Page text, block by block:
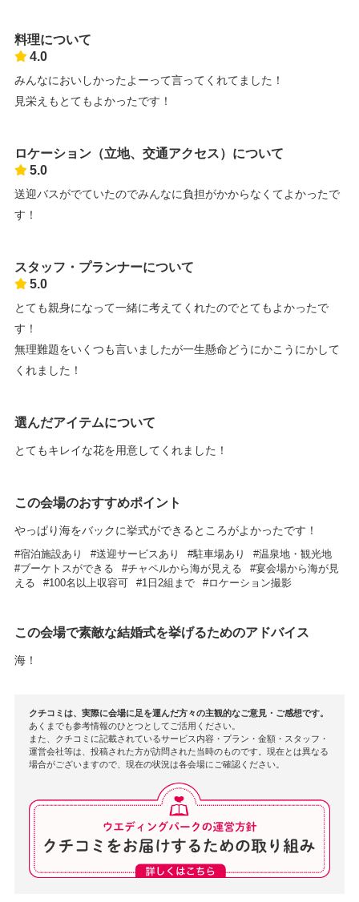
料理について
4.0
みんなにおいしかったよーって言ってくれてました！
見栄えもとてもよかったです！
ロケーション（立地、交通アクセス）について
5.0
送迎バスがでていたのでみんなに負担がかからなくてよかったで
す！
スタッフ・プランナーについて
5.0
とても親身になって一緒に考えてくれたのでとてもよかったで
す！
無理難題をいくつも言いましたが一生懸命どうにかこうにかして
くれました！
選んだアイテムについて
とてもキレイな花を用意してくれました！
この会場のおすすめポイント
やっぱり海をバックに挙式ができるところがよかったです！
宿泊施設あり 送迎サービスあり 駐車場あり
温泉地・観光地
ブーケトスができる
チャペルから海が見える
宴会場から海が見
える
100名以上収容可 1日2組まで ロケーション撮影
この会場で素敵な結婚式を挙げるためのアドバイス
海！
クチコミは、実際に会場に足を運んだ方々の主観的なご意見・ご感想です。
あくまでも参考情報のひとつとしてご活用ください。
また、クチコミに記載されているサービス内容・プラン・金額・スタッフ・
運営会社等は、投稿された方が訪問された当時のものです。現在とは異なる
場合がございますので、現在の状況は各会場にご確認ください。